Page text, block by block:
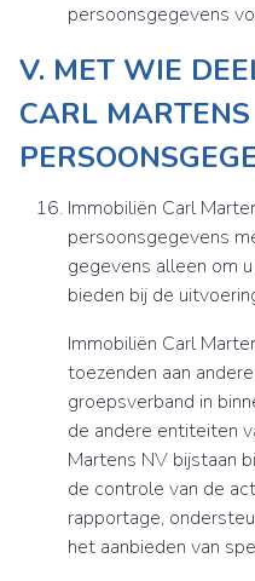
persoonsgegevens
V. MET WIE
CARL
Immobiliën Carl
persoonsgegevens
gegevens alleen om
bieden bij de
Immobiliën Carl
toezenden aan
groepsverband in
de andere entiteiten
Martens NV bijstaan
de controle van de
rapportage,
het aanbieden van